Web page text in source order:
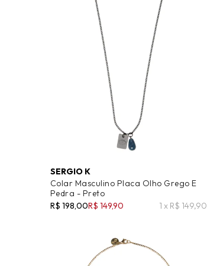
SERGIO K
Colar Masculino Placa Olho Grego E
Pedra - Preto
R$ 198,00R$ 149,90 1 x R$ 149,90